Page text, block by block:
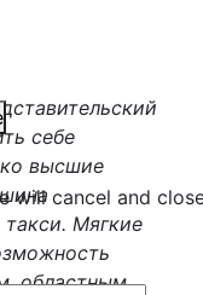
will cancel and
себе
высшие
Мягкие
областным